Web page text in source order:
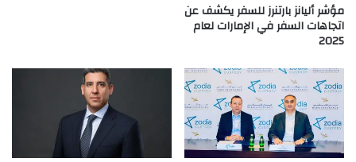
مؤشر أليانز بارتنرز للسفر يكشف عن
اتجاهات السفر في الإمارات لعام
2025